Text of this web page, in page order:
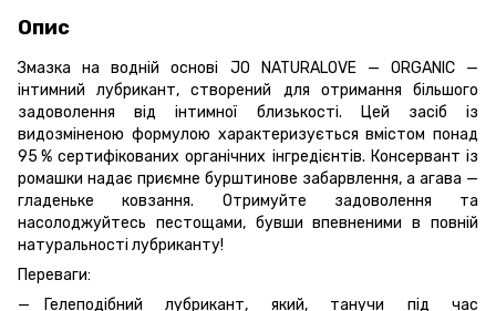
Опис
Змазка на водній основі JO NATURALOVE — ORGANIC —
інтимний лубрикант, створений для отримання більшого
задоволення від інтимної близькості. Цей засіб із
видозміненою формулою характеризується вмістом понад
95 % сертифікованих органічних інгредієнтів. Консервант із
ромашки надає приємне бурштинове забарвлення, а агава —
гладеньке ковзання. Отримуйте задоволення та
насолоджуйтесь пестощами, бувши впевненими в повній
натуральності лубриканту!
Переваги:
Гелеподібний лубрикант, який, танучи під час